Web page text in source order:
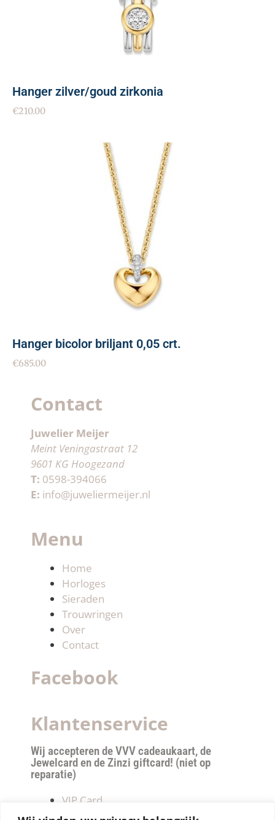
Hanger zilver/goud zirkonia
€210.00
Hanger bicolor briljant 0,05 crt.
€685.00
Contact
Juwelier Meijer
Meint Veningastraat 12
9601 KG Hoogezand
T: 0598-394066
E: info@juweliermeijer.nl
Menu
Home
Horloges
Sieraden
Trouwringen
Over
Contact
Facebook
Klantenservice
Wij accepteren de VVV cadeaukaart, de
Jewelcard en de Zinzi giftcard! (niet op
reparatie)
VIP Card
Retourneren